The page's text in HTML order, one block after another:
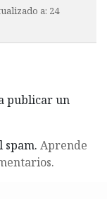
a: 24
publicar un
spam. Aprende